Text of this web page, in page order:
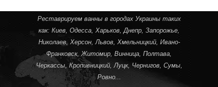
Реставрируем ванны в городах Украины таких
как: Киев, Одесса, Харьков,Днепр, Запорожье,
Николаев, Херсон,Львов, Хмельницкий, Ивано-
Франковск,Житомир, Винница, Полтава,
Черкассы, Кропивницкий, Луцк, Чернигов, Сумы,
Ровно...